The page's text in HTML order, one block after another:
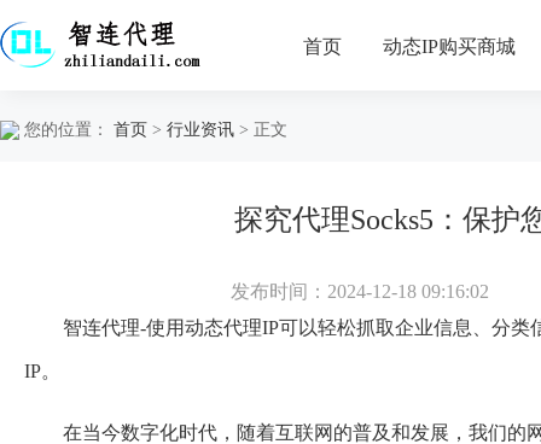
首页 动态IP购买商城
您的位置： 首页 > 行业资讯 > 正文
探究代理Socks5：保护
发布时间：2024-12-18 09:16:02
智连代理-使用动态代理IP可以轻松抓取企业信息、分
IP。
在当今数字化时代，随着互联网的普及和发展，我们的